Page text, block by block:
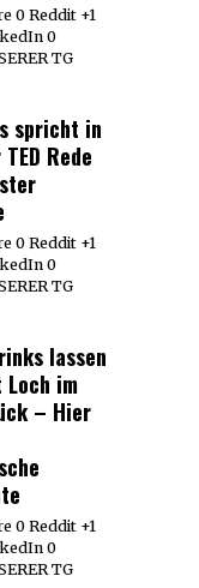
0 Reddit +1
0
TG
spricht in
Rede
0 Reddit +1
0
TG
lassen
Loch im
– Hier
0 Reddit +1
0
TG